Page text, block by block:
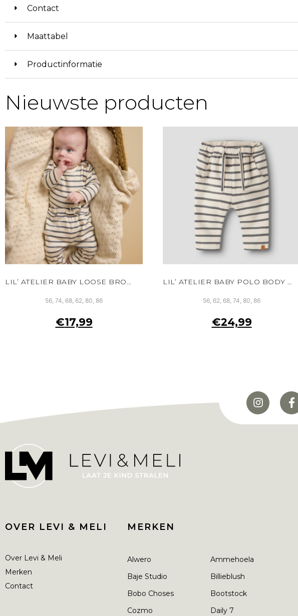
Contact
Maattabel
Productinformatie
Nieuwste producten
LIL’ ATELIER BABY LOOSE BROEK WIT BIOLOGISCH KATOEN VERSTELBARE TAILLE
56, 74, 68, 62, 80, 86
€17,99
LIL’ ATELIER BABY POLO BODY WIT BIOLOGISCH KATOEN DRUKKNOOPJES
56, 62, 68, 74, 80, 86
€24,99
OVER LEVI & MELI
Over Levi & Meli
Merken
Contact
MERKEN
Alwero
Ammehoela
Baje Studio
Billieblush
Bobo Choses
Bootstock
Cozmo
Daily 7